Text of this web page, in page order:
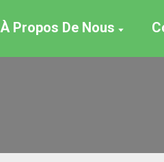
À Propos De Nous